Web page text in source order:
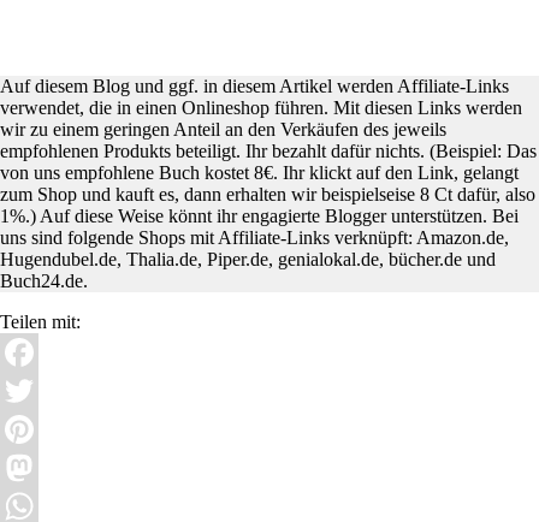
Auf diesem Blog und ggf. in diesem Artikel werden Affiliate-Links
verwendet, die in einen Onlineshop führen. Mit diesen Links werden
wir zu einem geringen Anteil an den Verkäufen des jeweils
empfohlenen Produkts beteiligt. Ihr bezahlt dafür nichts. (Beispiel: Das
von uns empfohlene Buch kostet 8€. Ihr klickt auf den Link, gelangt
zum Shop und kauft es, dann erhalten wir beispielseise 8 Ct dafür, also
1%.) Auf diese Weise könnt ihr engagierte Blogger unterstützen. Bei
uns sind folgende Shops mit Affiliate-Links verknüpft: Amazon.de,
Hugendubel.de, Thalia.de, Piper.de, genialokal.de, bücher.de und
Buch24.de.
Teilen mit:
Facebook
Twitter
Pinterest
Mastodon